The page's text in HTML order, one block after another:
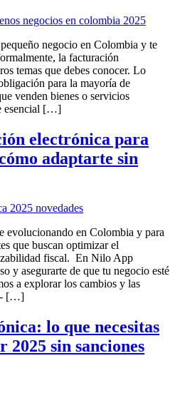
negocio en Colombia y te
la facturación
temas que debes conocer. Lo
para la mayoría de
venden bienes o servicios
esencial […]
electrónica para
adaptarte sin
evolucionando en Colombia y para
que buscan optimizar el
fiscal. En Nilo App
y asegurarte de que tu negocio esté
a explorar los cambios y las
[…]
lo que necesitas
2025 sin sanciones